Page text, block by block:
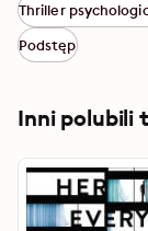
Thriller
Podstęp
Inni polubili